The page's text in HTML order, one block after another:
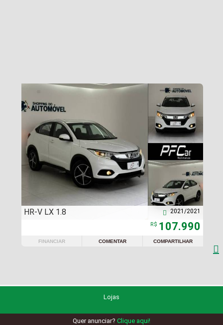
HR-V LX 1.8 2021/2021

R$ 107.990
FINANCIAR COMENTAR COMPARTILHAR

Lojas
Quer anunciar? Clique aqui!